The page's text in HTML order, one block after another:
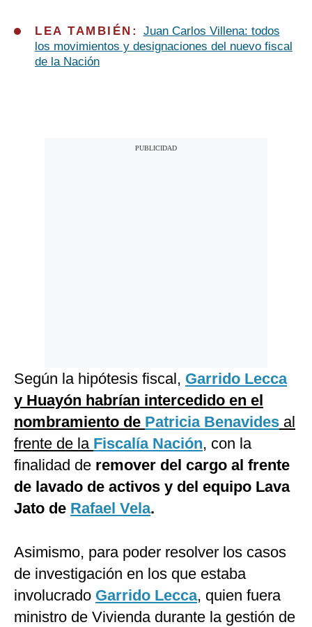
LEA TAMBIÉN: Juan Carlos Villena: todos
los movimientos y designaciones del nuevo fiscal
de la Nación
Según la hipótesis fiscal, Garrido Lecca
y Huayón habrían intercedido en el
nombramiento de Patricia Benavides al
frente de la Fiscalía Nación, con la
finalidad de remover del cargo al frente
de lavado de activos y del equipo Lava
Jato de Rafael Vela.
Asimismo, para poder resolver los casos
de investigación en los que estaba
involucrado Garrido Lecca, quien fuera
ministro de Vivienda durante la gestión de